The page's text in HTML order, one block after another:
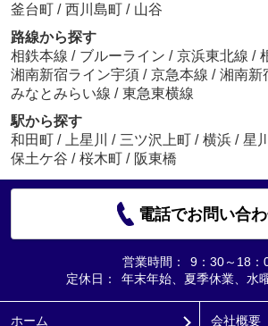
釜台町 / 西川島町 / 山谷
路線から探す
相鉄本線 / ブルーライン / 京浜東北線 /
湘南新宿ライン宇須 / 京急本線 / 湘南新
みなとみらい線 / 東急東横線
駅から探す
和田町 / 上星川 / 三ツ沢上町 / 横浜 / 星川
保土ケ谷 / 桜木町 / 阪東橋
電話でお問い合
営業時間：
9：30～18：
定休日：
年末年始、夏季休業、水
ホーム 会社概要